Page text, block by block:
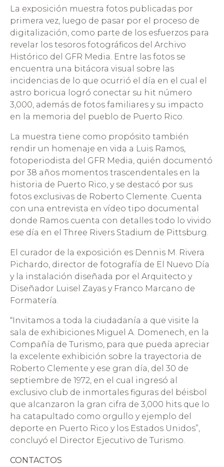
La exposición muestra fotos publicadas por
primera vez, luego de pasar por el proceso de
digitalización, como parte de los esfuerzos para
revelar los tesoros fotográficos del Archivo
Histórico del GFR Media. Entre las fotos se
encuentra una bitácora visual sobre las
incidencias de lo que ocurrió el día en el cual el
astro boricua logró conectar su hit número
3,000, además de fotos familiares y su impacto
en la memoria del pueblo de Puerto Rico.
La muestra tiene como propósito también
rendir un homenaje en vida a Luis Ramos,
fotoperiodista del GFR Media, quién documentó
por 38 años momentos trascendentales en la
historia de Puerto Rico, y se destacó por sus
fotos exclusivas de Roberto Clemente. Cuenta
con una entrevista en vídeo tipo documental
donde Ramos cuenta con detalles todo lo vivido
ese día en el Three Rivers Stadium de Pittsburg.
El curador de la exposición es Dennis M. Rivera
Pichardo, director de fotografía de El Nuevo Día
y la instalación diseñada por el Arquitecto y
Diseñador Luisel Zayas y Franco Marcano de
Formatería.
“Invitamos a toda la ciudadanía a que visite la
sala de exhibiciones Miguel A. Domenech, en la
Compañía de Turismo, para que pueda apreciar
la excelente exhibición sobre la trayectoria de
Roberto Clemente y ese gran día, del 30 de
septiembre de 1972, en el cual ingresó al
exclusivo club de inmortales figuras del béisbol
que alcanzaron la gran cifra de 3,000 hits que lo
ha catapultado como orgullo y ejemplo del
deporte en Puerto Rico y los Estados Unidos”,
concluyó el Director Ejecutivo de Turismo.
CONTACTOS